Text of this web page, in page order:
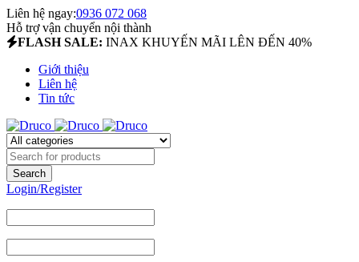
Liên hệ ngay:0936 072 068
Hỗ trợ vận chuyển nội thành
FLASH SALE: INAX KHUYẾN MÃI LÊN ĐẾN 40%
Giới thiệu
Liên hệ
Tin tức
Login/Register